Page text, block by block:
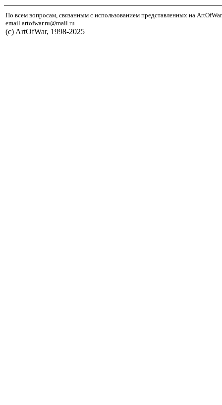
По всем вопросам, связанным с использованием представленных на
email artofwar.ru@mail.ru
(с) ArtOfWar, 1998-2025